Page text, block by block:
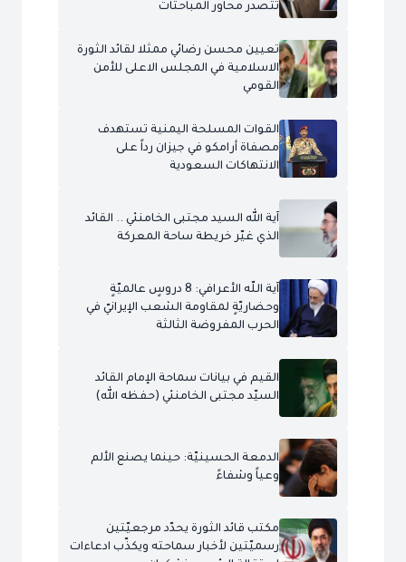
تتصدر محاور المباحثات
تعيين محسن رضائي ممثلا لقائد الثورة
الاسلامية في المجلس الاعلى للأمن
القومي
القوات المسلحة اليمنية تستهدف
مصفاة أرامكو في جيزان رداً على
الانتهاكات السعودية
آية الله السيد مجتبى الخامنئي .. القائد
الذي غيّر خريطة ساحة المعركة
آية اللّه الأعرافي: 8 دروسٍ عالميّةٍ
وحضاريّةٍ لمقاومة الشعب الإيرانيّ في
الحرب المفروضة الثالثة
القيم في بيانات سماحة الإمام القائد
السيّد مجتبى الخامنئي (حفظه الله)
الدمعة الحسينيّة: حينما يصنع الألم
وعياً وشفاءً
مكتب قائد الثورة يحدّد مرجعيّتين
رسميّتين لأخبار سماحته ويكذّب ادعاءات